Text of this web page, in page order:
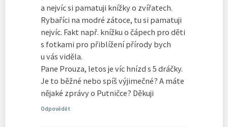
a nejvíc si pamatuji knížky o zvířatech.
Rybaříci na modré zátoce, tu si pamatuji
nejvíc. Fakt např. knížku o čápech pro děti
s fotkami pro přiblížení přírody bych
u vás viděla.
Pane Prouza, letos je víc hnízd s 5 dráčky.
Je to běžné nebo spíš výjimečné? A máte
nějaké zprávy o Putničce? Děkuji
Odpovědět